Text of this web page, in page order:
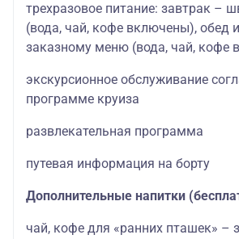
трехразовое питание: завтрак –
(вода, чай, кофе включены), обед
заказному меню (вода, чай, кофе
экскурсионное обслуживание
программе круиза
развлекательная программа
путевая информация на борту
Дополнительные напитки
чай, кофе для «ранних пташек» –